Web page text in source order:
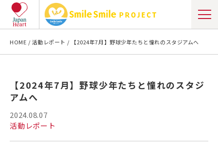
HOME 活動レポート 【2024年7月】野球少年たちと憧れのスタジアムへ
【2024年7月】野球少年たちと憧れのスタジ
アムへ
2024.08.07
活動レポート